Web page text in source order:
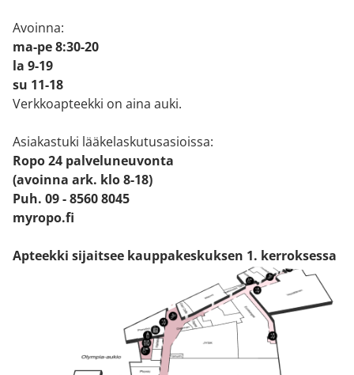
Avoinna:
ma-pe 8:30-20
la 9-19
su 11-18
Verkkoapteekki on aina auki.
Asiakastuki lääkelaskutusasioissa:
Ropo 24 palveluneuvonta
(avoinna ark. klo 8-18)
Puh. 09 - 8560 8045
myropo.fi
Apteekki sijaitsee kauppakeskuksen 1. kerroksessa